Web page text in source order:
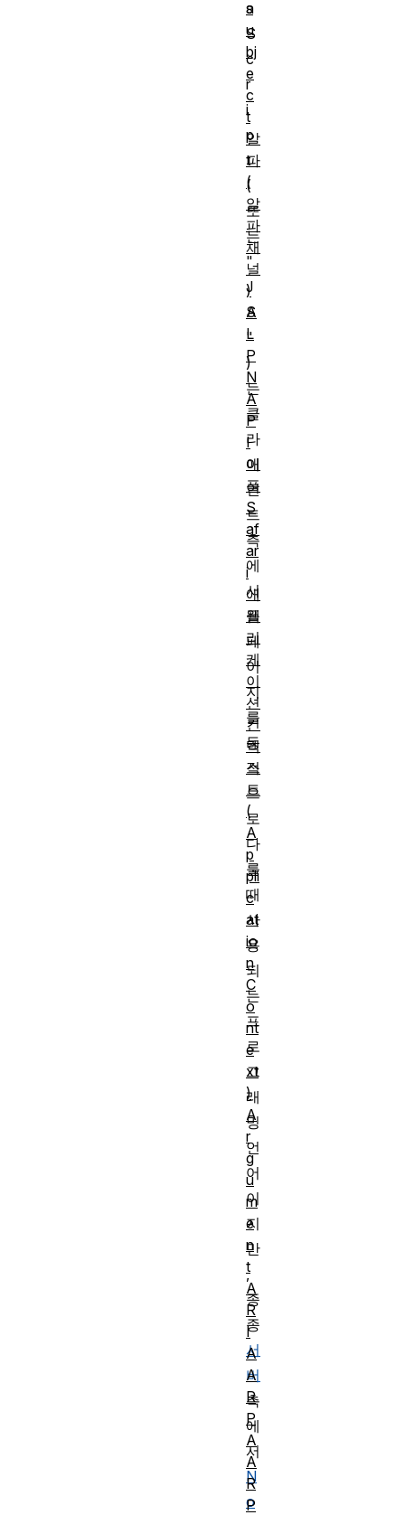
a
S
c
r
i
p
t
(
또
는
"
J
S
"
)
는
클
라
이
언
트
측
에
서
웹
페
이
지
를
동
적
으
로
다
룰
때
사
용
되
는
프
로
그
래
밍
언
어
이
지
만
,
종
종
서
버
측
에
서
N
o
s
u
bj
e
c
t
알
파
(
알
파
채
널
)
A
L
P
N
A
P
I
애
플
S
af
ar
i
애
플
리
케
이
션
컨
텍
스
트
(
A
p
pli
c
at
io
n
C
o
nt
e
xt
)
A
r
g
u
m
e
n
t
A
R
I
A
A
R
P
A
A
R
P